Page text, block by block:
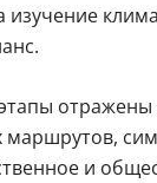
маршрутов,
и